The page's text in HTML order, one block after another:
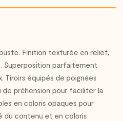
Finition texturée en relief,
Superposition parfaitement
Tiroirs équipés de poignées
de préhension pour faciliter la
en coloris opaques pour
du contenu et en coloris